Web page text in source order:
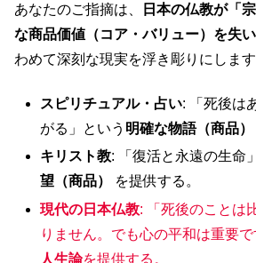
あなたのご指摘は、
日本の仏教が「
な商品価値（コア・バリュー）を失
わめて深刻な現実を浮き彫りにします
スピリチュアル・占い: 「死後は
がる」という 明確な物語（商品）
キリスト教: 「復活と永遠の生命
望（商品）
を提供する。
現代の日本仏教: 「死後のことは
りません。でも心の平和は重要で
人生論を提供する。